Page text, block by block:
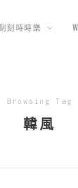
刻時時樂
Browsing Tag
韓風